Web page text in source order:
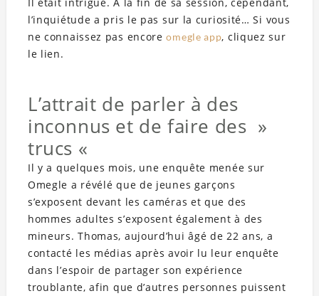
l’inquiétude a pris le pas sur la curiosité… Si vous
ne connaissez pas encoreomegle app, cliquez sur
le lien.
L’attrait de parler à des
inconnus et de faire des »
trucs «
Il y a quelques mois, une enquête menée sur
Omegle a révélé que de jeunes garçons
s’exposent devant les caméras et que des
hommes adultes s’exposent également à des
mineurs. Thomas, aujourd’hui âgé de 22 ans, a
contacté les médias après avoir lu leur enquête
dans l’espoir de partager son expérience
troublante, afin que d’autres personnes puissent